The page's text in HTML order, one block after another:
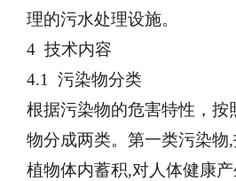
理的污水处理设施。
4 技术内容
4.1 污染物分类
根据污染物的危害特性，按
物分成两类。第一类污染物
植物体内蓄积,对人体健康